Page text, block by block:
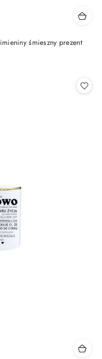
śmieszny prezent